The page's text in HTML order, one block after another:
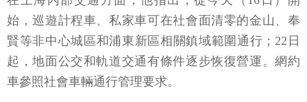
始，巡遊計程車、私家車可在社會面清零的金山、奉
賢等非中心城區和浦東新區相關鎮域範圍通行；22日
起，地面公交和軌道交通有條件逐步恢復營運。網約
車參照社會車輛通行管理要求。